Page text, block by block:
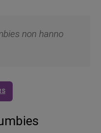
non hanno